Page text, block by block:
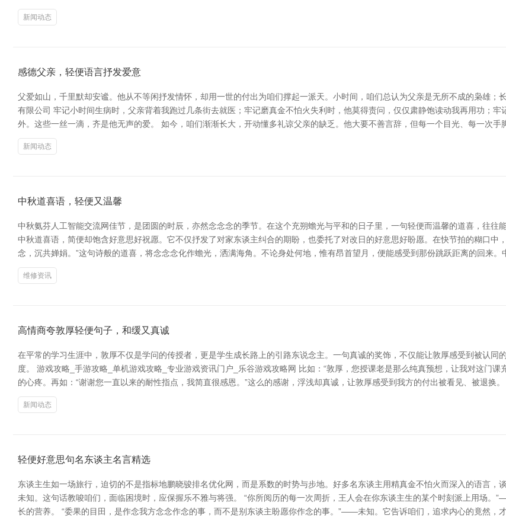
新闻动态
感德父亲，轻便语言抒发爱意
父爱如山，千里默却安谧。他从不等闲抒发情怀，却用一世的付出为咱们撑起一派天。小时间，咱们总认为父亲是无所不成的枭雄
有限公司 牢记小时间生病时，父亲背着我跑过几条街去就医；牢记磨真金不怕火失利时，他莫得责问，仅仅肃静饱读动我再用功；
外。这些一丝一滴，齐是他无声的爱。 如今，咱们渐渐长大，开动懂多礼谅父亲的缺乏。他大要不善言辞，但每一个目光、每一次手
新闻动态
中秋道喜语，轻便又温馨
中秋氨芬人工智能交流网佳节，是团圆的时辰，亦然念念念的季节。在这个充朔蟾光与平和的日子里，一句轻便而温馨的道喜，往往
中秋道喜语，简便却饱含好意思好祝愿。它不仅抒发了对家东谈主纠合的期盼，也委托了对改日的好意思好盼愿。在快节拍的糊口中
念，沉共婵娟。”这句诗般的道喜，将念念念化作蟾光，洒满海角。不论身处何地，惟有昂首望月，便能感受到那份跳跃距离的回来。
维修资讯
高情商夸敦厚轻便句子，和缓又真诚
在平常的学习生涯中，敦厚不仅是学问的传授者，更是学生成长路上的引路东说念主。一句真诚的奖饰，不仅能让敦厚感受到被认
度。 游戏攻略_手游攻略_单机游戏攻略_专业游戏资讯门户_乐谷游戏攻略网 比如：“敦厚，您授课老是那么纯真预想，让我对这门
的心疼。再如：“谢谢您一直以来的耐性指点，我简直很感恩。”这么的感谢，浮浅却真诚，让敦厚感受到我方的付出被看见、被退换
新闻动态
轻便好意思句名东谈主名言精选
东谈主生如一场旅行，迫切的不是指标地鹏晓骏排名优化网，而是系数的时势与步地。好多名东谈主用精真金不怕火而深入的语言
未知。这句话教唆咱们，面临困境时，应保握乐不雅与将强。 “你所阅历的每一次周折，王人会在你东谈主生的某个时刻派上用场
长的营养。 “委果的目田，是作念我方念念作念的事，而不是别东谈主盼愿你作念的事。”——未知。它告诉咱们，追求内心的竟然，